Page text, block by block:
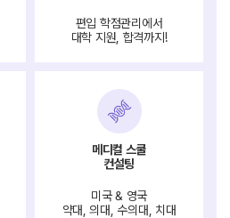
편입 학점관리에서
대학 지원, 합격까지!
메디컬 스쿨
컨설팅
미국 & 영국
약대, 의대, 수의대, 치대